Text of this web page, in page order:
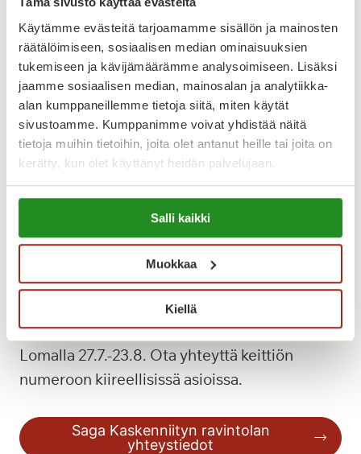
Käytämme evästeitä tarjoamamme sisällön ja mainosten
räätälöimiseen, sosiaalisen median ominaisuuksien
tukemiseen ja kävijämäärämme analysoimiseen. Lisäksi
jaamme sosiaalisen median, mainosalan ja analytiikka-
alan kumppaneillemme tietoja siitä, miten käytät
sivustoamme. Kumppanimme voivat yhdistää näitä
tietoja muihin tietoihin, joita olet antanut heille tai joita on
kerätty, kun olet käyttänyt heidän palvelujaan.
Lue lisää evästeistä:
https://sagacare.fi/evasteet/
Salli kaikki
Muokkaa
Kiellä
Varaa tilat ja tarjoilut tai kysy lisää!
Lounastilaukset kotiin, soita keittiöön 050
4068009 tai infoon 02 44454500.
Paikalla maanantaista perjantaihin.
puh.050 4076 959
hanna.aalto@compass-group.fi
Lomalla 27.7.-23.8. Ota yhteyttä keittiön
numeroon kiireellisissä asioissa.
Saga Kaskenniityn ravintolan
yhteystiedot